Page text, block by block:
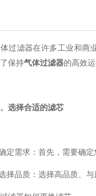
滤器在许多工业和商业
保持气体过滤器的高效
选择合适的滤芯
需求：首先，需要确定
品质：选择高品质、与